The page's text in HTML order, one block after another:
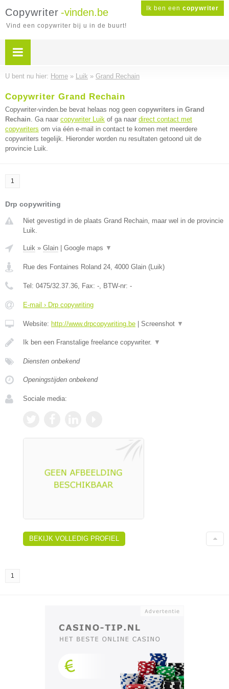
Ik ben een copywriter
Copywriter -vinden.be
Vind een copywriter bij u in de buurt!
U bent nu hier: Home » Luik » Grand Rechain
Copywriter Grand Rechain
Copywriter-vinden.be bevat helaas nog geen copywriters in Grand
Rechain. Ga naar copywriter Luik of ga naar direct contact met
copywriters om via één e-mail in contact te komen met meerdere
copywriters tegelijk. Hieronder worden nu resultaten getoond uit de
provincie Luik.
1
Drp copywriting
Niet gevestigd in de plaats Grand Rechain, maar wel in de provincie
Luik.
Luik » Glain Google maps ▼
Rue des Fontaines Roland 24, 4000 Glain (Luik)
Tel: 0475/32.37.36, Fax: -, BTW-nr: -
E-mail › Drp copywriting
Website: http://www.drpcopywriting.be Screenshot ▼
Ik ben een Franstalige freelance copywriter. ▼
Diensten onbekend
Openingstijden onbekend
Sociale media:
BEKIJK VOLLEDIG PROFIEL
1